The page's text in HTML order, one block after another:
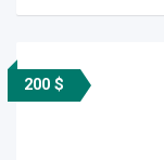
200 $